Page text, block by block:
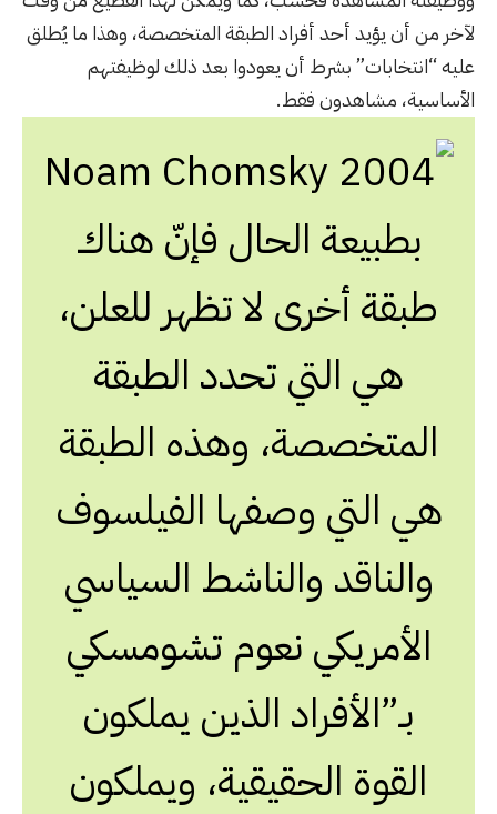
لآخر من أن يؤيد أحد أفراد الطبقة المتخصصة، وهذا ما يُطلق
عليه “انتخابات” بشرط أن يعودوا بعد ذلك لوظيفتهم
الأساسية، مشاهدون فقط.
بطبيعة الحال فإنّ هناك
طبقة أخرى لا تظهر للعلن،
هي التي تحدد الطبقة
المتخصصة، وهذه الطبقة
هي التي وصفها الفيلسوف
والناقد والناشط السياسي
الأمريكي نعوم تشومسكي
بـ”الأفراد الذين يملكون
القوة الحقيقية، ويملكون